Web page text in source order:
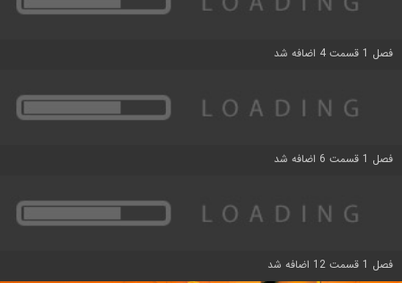
فصل 1 قسمت 4 اضافه شد
فصل 1 قسمت 6 اضافه شد
فصل 1 قسمت 12 اضافه شد